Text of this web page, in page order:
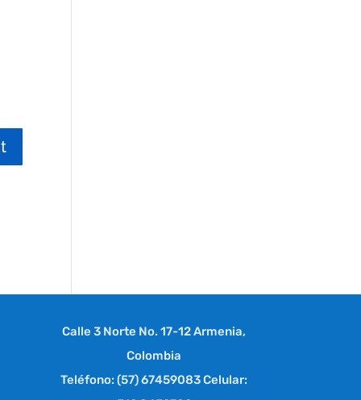
Calle 3 Norte No. 17-12 Armenia,
Colombia
Teléfono: (57) 67459083 Celular: